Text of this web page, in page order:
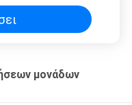
μονάδων